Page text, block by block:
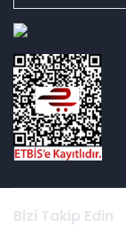
Bizi Takip Edin